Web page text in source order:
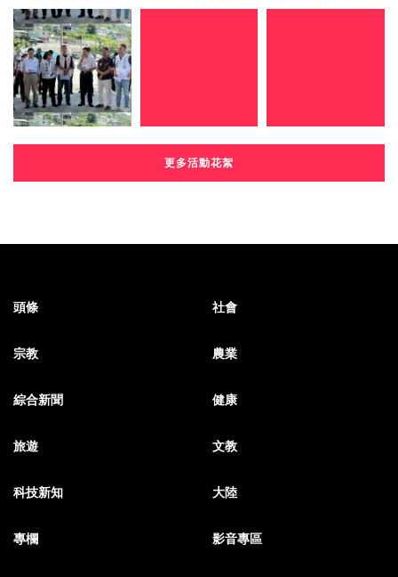
更多活動花絮
頭條 社會
宗教 農業
綜合新聞 健康
旅遊 文教
科技新知 大陸
專欄 影音專區